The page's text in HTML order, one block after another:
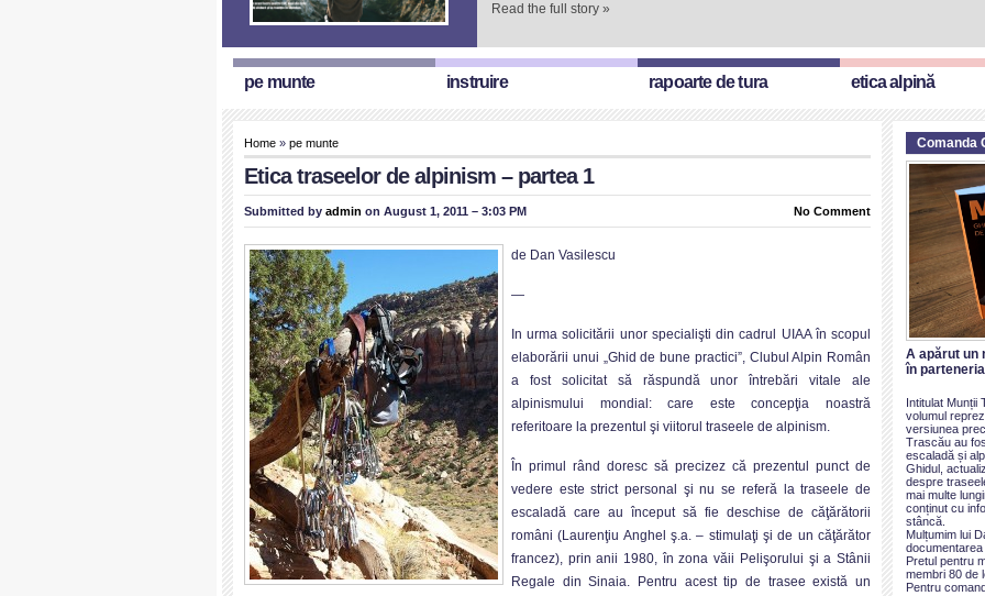
Read the full story »
pe munte instruire rapoarte de tura etica alpină
Home » pe munte
Etica traseelor de alpinism – partea 1
Submitted by admin on August 1, 2011 – 3:03 PM No Comment
de Dan Vasilescu
—
In urma solicitării unor specialişti din cadrul UIAA în scopul
elaborării unui „Ghid de bune practici”, Clubul Alpin Român
a fost solicitat să răspundă unor întrebări vitale ale
alpinismului mondial: care este concepţia noastră
referitoare la prezentul şi viitorul traseele de alpinism.
În primul rând doresc să precizez că prezentul punct de
vedere este strict personal şi nu se referă la traseele de
escaladă care au început să fie deschise de căţărătorii
români (Laurenţiu Anghel ş.a. – stimulaţi şi de un căţărător
francez), prin anii 1980, în zona văii Pelişorului şi a Stânii
Regale din Sinaia. Pentru acest tip de trasee există un
Comanda
A apărut un
în
Intitulat Munții
volumul
versiunea
Trascău au
escaladă și
Ghidul,
despre
mai multe
conținut cu
stâncă.
Mulțumim lui
Pretul pentru
membri 80 de
Pentru